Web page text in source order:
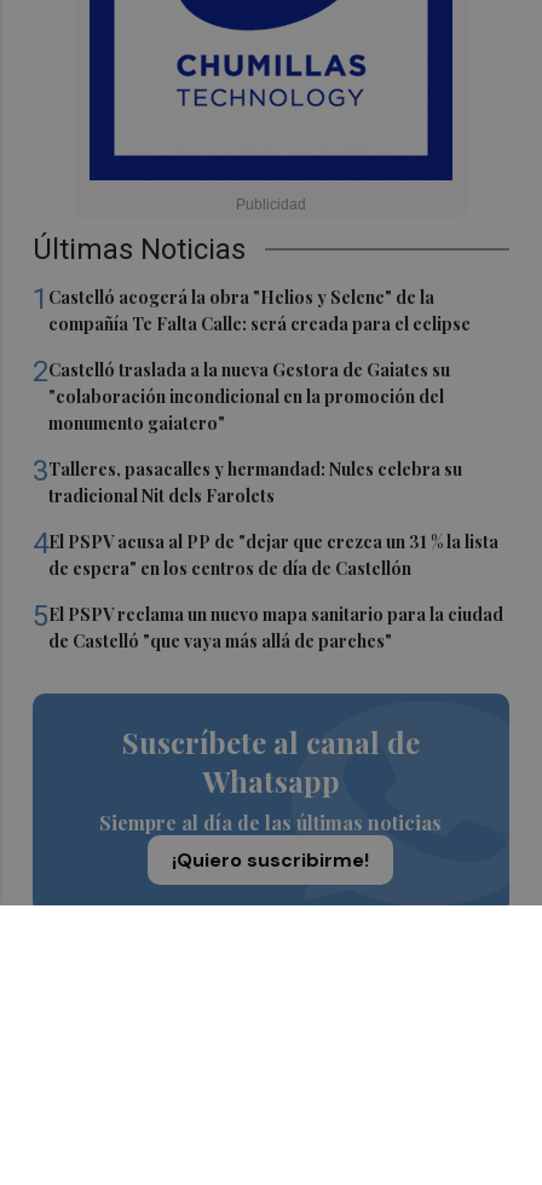
Últimas Noticias
1 Castelló acogerá la obra "Helios y Selene" de la
compañía Te Falta Calle: será creada para el eclipse
2Castelló traslada a la nueva Gestora de Gaiates su
"colaboración incondicional en la promoción del
monumento gaiatero"
3Talleres, pasacalles y hermandad: Nules celebra su
tradicional Nit dels Farolets
4El PSPV acusa al PP de "dejar que crezca un 31 % la lista
de espera" en los centros de día de Castellón
5El PSPV reclama un nuevo mapa sanitario para la ciudad
de Castelló "que vaya más allá de parches"
Suscríbete al canal de
Whatsapp
Siempre al día de las últimas noticias
¡Quiero suscribirme!